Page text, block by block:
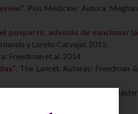
Plos Medicine. Autora: Meghan
posparto, además de sancionar la
y Loreto Carvajal. 2015.
Freedman et al. 2014
. The Lancet. Autoras: Freedman &
name for old issues?”
, Master